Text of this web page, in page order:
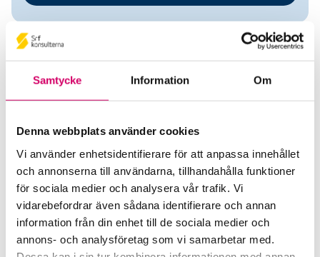
Samtycke Information Om
Denna webbplats använder cookies
Vi använder enhetsidentifierare för att anpassa innehållet
och annonserna till användarna, tillhandahålla funktioner
för sociala medier och analysera vår trafik. Vi
vidarebefordrar även sådana identifierare och annan
information från din enhet till de sociala medier och
annons- och analysföretag som vi samarbetar med.
Stig Johansson
Auktoriserad Redovisningskonsult
Stig Anton Ingemar Johansson
Hamneda
Telefon